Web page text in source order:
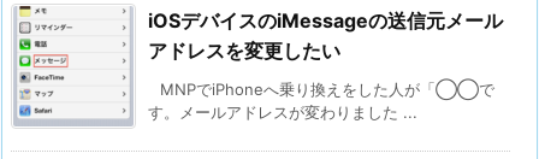
iOSデバイスのiMessageの送信元メール
アドレスを変更したい
MNPでiPhoneへ乗り換えをした人が「◯◯で
す。メールアドレスが変わりました ...